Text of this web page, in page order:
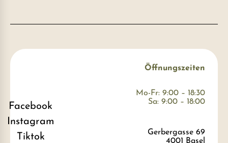
Öffnungszeiten
Mo-Fr: 9:00 – 18:30
Sa: 9:00 – 18:00
Gerbergasse 69
4001 Basel
Facebook
Instagram
Tiktok